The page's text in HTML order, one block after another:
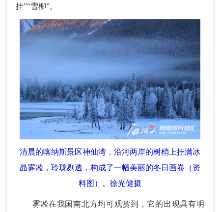
挂”“雪柳”。
清晨的喀纳斯景区神仙湾，沿河两岸的树梢上挂满冰
晶雾凇，玲珑剔透，构成了一幅美丽的冬日画卷（资
料图）。徐光健摄
雾凇在我国南北方均可观赏到，它的出现具有明